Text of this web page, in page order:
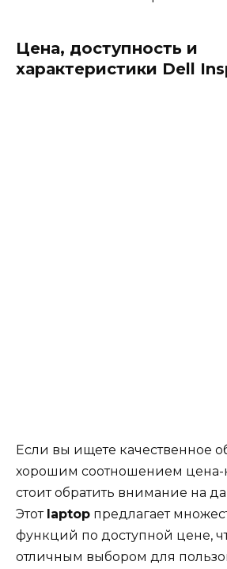
Цена, доступность и
характеристики Dell
Если вы ищете качественное
хорошим соотношением цена-
стоит обратить внимание на
Этот laptop предлагает
функций по доступной цене,
отличным выбором для